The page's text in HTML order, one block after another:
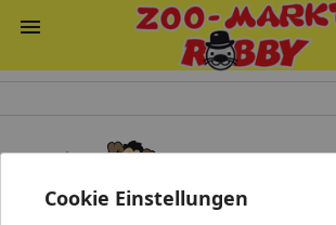

Cookie Einstellungen